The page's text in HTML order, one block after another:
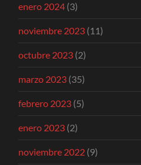
enero 2024 (3)
noviembre 2023 (11)
octubre 2023 (2)
marzo 2023 (35)
febrero 2023 (5)
enero 2023 (2)
noviembre 2022 (9)